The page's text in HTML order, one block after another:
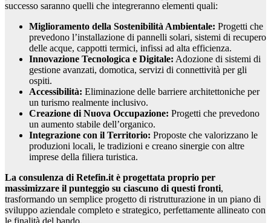
successo saranno quelli che integreranno elementi quali:
Miglioramento della Sostenibilità Ambientale: Progetti che
prevedono l’installazione di pannelli solari, sistemi di recupero
delle acque, cappotti termici, infissi ad alta efficienza.
Innovazione Tecnologica e Digitale: Adozione di sistemi di
gestione avanzati, domotica, servizi di connettività per gli
ospiti.
Accessibilità: Eliminazione delle barriere architettoniche per
un turismo realmente inclusivo.
Creazione di Nuova Occupazione: Progetti che prevedono
un aumento stabile dell’organico.
Integrazione con il Territorio: Proposte che valorizzano le
produzioni locali, le tradizioni e creano sinergie con altre
imprese della filiera turistica.
La consulenza di Retefin.it è progettata proprio per
massimizzare il punteggio su ciascuno di questi fronti,
trasformando un semplice progetto di ristrutturazione in un piano di
sviluppo aziendale completo e strategico, perfettamente allineato con